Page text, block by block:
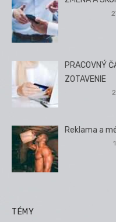
PRACOVNÝ
ZOTAVENIE
Reklama a
TÉMY